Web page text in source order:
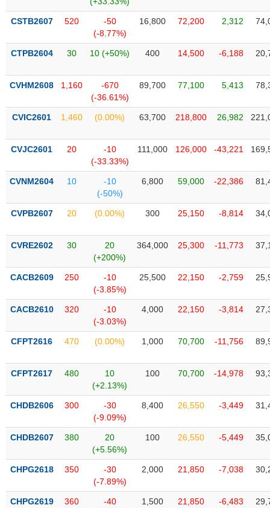
CSTB2607 520
-50
(-8.77%)
16,800 72,200 2,312
CTPB2604 30 10 (+50%) 400 14,500 -6,188
CVHM2608 1,160
-670
(-36.61%)
89,700 77,100 5,413
CVIC2601 1,460 (0.00%) 63,700 218,800 26,982
CVJC2601 20
-10
(-33.33%)
111,000 126,000 -43,221
CVNM2604 10
-10
(-50%)
6,800 59,000 -22,386
CVPB2607 20 (0.00%) 300 25,150 -8,814
CVRE2602 30
20
(+200%)
364,000 25,300 -11,773
CACB2609 250
-10
(-3.85%)
25,500 22,150 -2,759
CACB2610 320
-10
(-3.03%)
4,000 22,150 -3,814
CFPT2616 470 (0.00%) 1,000 70,700 -11,756
CFPT2617 480
10
(+2.13%)
100 70,700 -14,978
CHDB2606 300
-30
(-9.09%)
8,400 26,550 -3,449
CHDB2607 380
20
(+5.56%)
100 26,550 -5,449
CHPG2618 350
-30
(-7.89%)
2,000 21,850 -7,038
CHPG2619 360
-40
1,500 21,850 -6,483
SỨC
TÀI
TIN
VỤ
THÔNG
TIỆN
ÍCH
BẤT
SẢN
Mã
chứng